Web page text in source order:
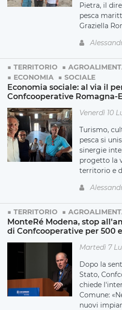
Pietra, il
pesca
Graziella
TERRITORIO
ECONOMIA
SOCIALE
Economia sociale: al via il
Confcooperative Romagna-
Venerdì 10
Turismo,
pesca si
sinergie
progetto la
territorio e
TERRITORIO
MonteRé Modena, stop
di Confcooperative per
Martedì 7
Dopo la
Stato,
chiede
Comune:
nuovi